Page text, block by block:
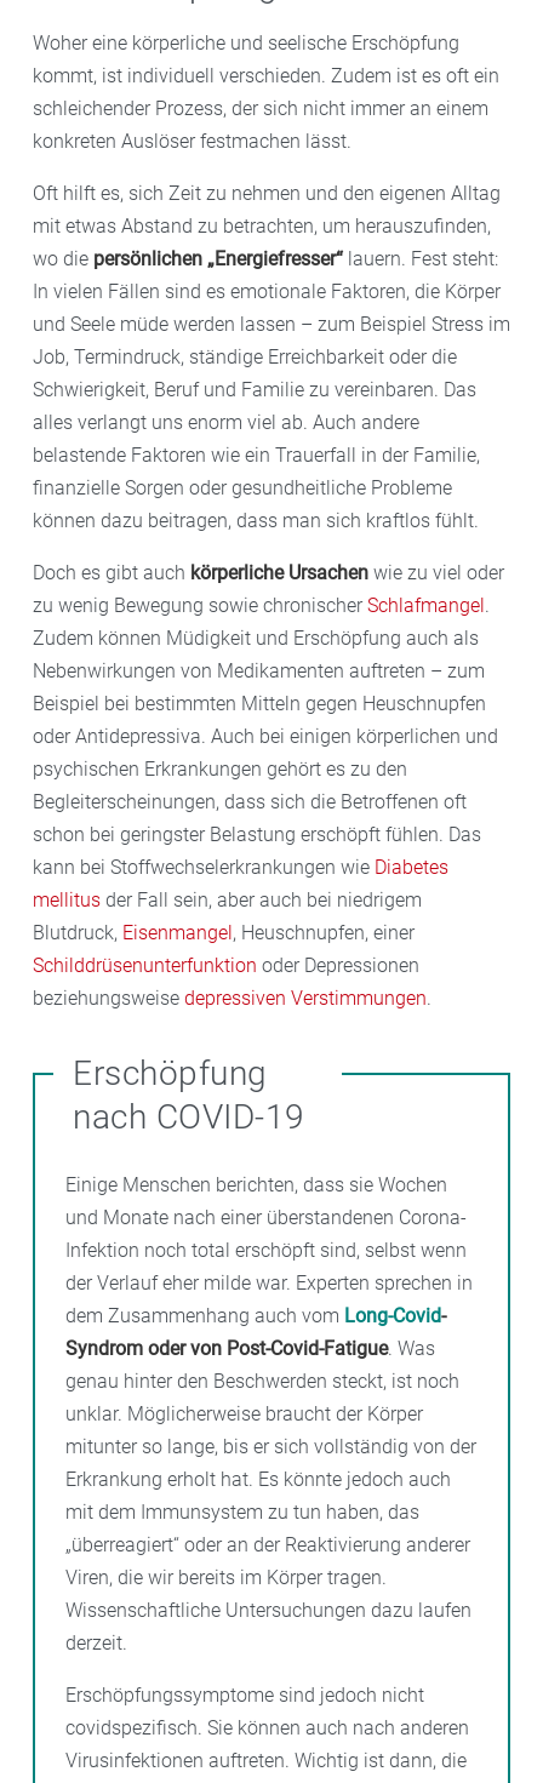
Woher eine körperliche und seelische Erschöpfung
kommt, ist individuell verschieden. Zudem ist es oft ein
schleichender Prozess, der sich nicht immer an einem
konkreten Auslöser festmachen lässt.
Oft hilft es, sich Zeit zu nehmen und den eigenen Alltag
mit etwas Abstand zu betrachten, um herauszufinden,
wo die persönlichen „Energiefresser“ lauern. Fest steht:
In vielen Fällen sind es emotionale Faktoren, die Körper
und Seele müde werden lassen – zum Beispiel Stress im
Job, Termindruck, ständige Erreichbarkeit oder die
Schwierigkeit, Beruf und Familie zu vereinbaren. Das
alles verlangt uns enorm viel ab. Auch andere
belastende Faktoren wie ein Trauerfall in der Familie,
finanzielle Sorgen oder gesundheitliche Probleme
können dazu beitragen, dass man sich kraftlos fühlt.
Doch es gibt auch körperliche Ursachen wie zu viel oder
zu wenig Bewegung sowie chronischer Schlafmangel .
Zudem können Müdigkeit und Erschöpfung auch als
Nebenwirkungen von Medikamenten auftreten – zum
Beispiel bei bestimmten Mitteln gegen Heuschnupfen
oder Antidepressiva. Auch bei einigen körperlichen und
psychischen Erkrankungen gehört es zu den
Begleiterscheinungen, dass sich die Betroffenen oft
schon bei geringster Belastung erschöpft fühlen. Das
kann bei Stoffwechselerkrankungen wie Diabetes
mellitus der Fall sein, aber auch bei niedrigem
Blutdruck, Eisenmangel , Heuschnupfen, einer
Schilddrüsenunterfunktion oder Depressionen
beziehungsweise depressiven Verstimmungen.
Erschöpfung
nach COVID-19
Einige Menschen berichten, dass sie Wochen
und Monate nach einer überstandenen Corona-
Infektion noch total erschöpft sind, selbst wenn
der Verlauf eher milde war. Experten sprechen in
dem Zusammenhang auch vom Long-Covid-
Syndrom oder von Post-Covid-Fatigue. Was
genau hinter den Beschwerden steckt, ist noch
unklar. Möglicherweise braucht der Körper
mitunter so lange, bis er sich vollständig von der
Erkrankung erholt hat. Es könnte jedoch auch
mit dem Immunsystem zu tun haben, das
„überreagiert“ oder an der Reaktivierung anderer
Viren, die wir bereits im Körper tragen.
Wissenschaftliche Untersuchungen dazu laufen
derzeit.
Erschöpfungssymptome sind jedoch nicht
covidspezifisch. Sie können auch nach anderen
Virusinfektionen auftreten. Wichtig ist dann, die